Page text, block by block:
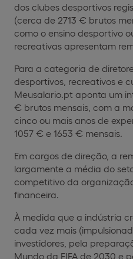
dos clubes desportivos
(cerca de 2713 € brutos
como o ensino desportivo
recreativas apresentam
Para a categoria de
desportivos, recreativos e
Meusalario.pt aponta um
€ brutos mensais, com a
cinco ou mais anos de
1057 € e 1653 € mensais.
Em cargos de direção, a
largamente a média do
competitivo da
financeira.
À medida que a indústria
cada vez mais
investidores, pela
Mundo da FIFA de 2030 e